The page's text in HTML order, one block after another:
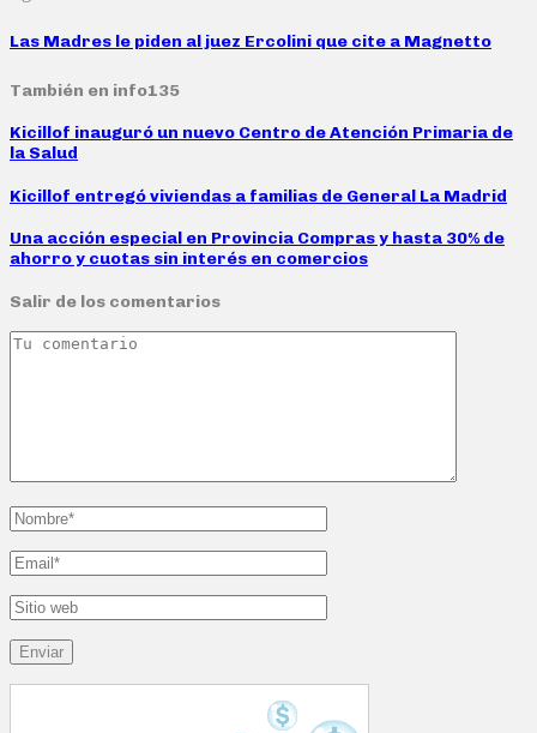
Las Madres le piden al juez Ercolini que cite a Magnetto
También en info135
Kicillof inauguró un nuevo Centro de Atención Primaria de
la Salud
Kicillof entregó viviendas a familias de General La Madrid
Una acción especial en Provincia Compras y hasta 30% de
ahorro y cuotas sin interés en comercios
Salir de los comentarios